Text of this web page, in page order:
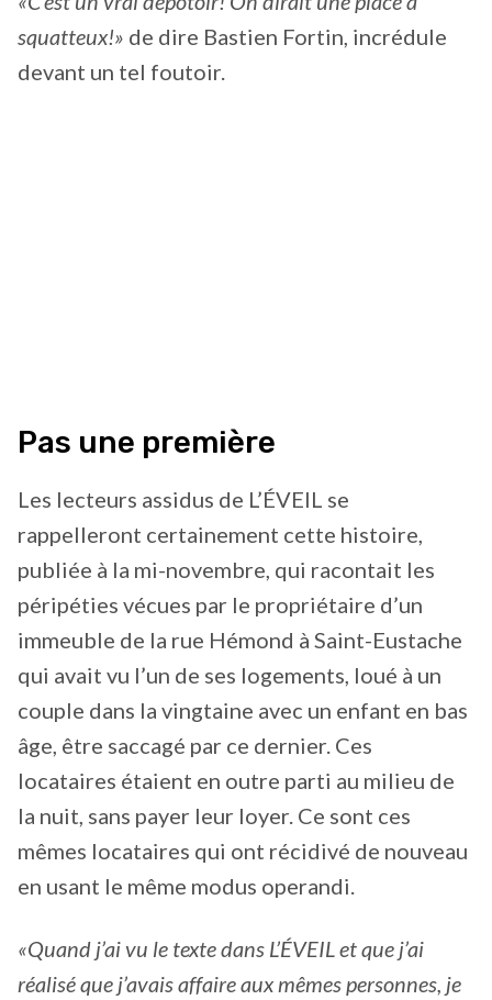
squatteux!» de dire Bastien Fortin, incrédule
devant un tel foutoir.
Pas une première
Les lecteurs assidus de L’ÉVEIL se
rappelleront certainement cette histoire,
publiée à la mi-novembre, qui racontait les
péripéties vécues par le propriétaire d’un
immeuble de la rue Hémond à Saint-Eustache
qui avait vu l’un de ses logements, loué à un
couple dans la vingtaine avec un enfant en bas
âge, être saccagé par ce dernier. Ces
locataires étaient en outre parti au milieu de
la nuit, sans payer leur loyer. Ce sont ces
mêmes locataires qui ont récidivé de nouveau
en usant le même modus operandi.
«Quand j’ai vu le texte dans L’ÉVEIL et que j’ai
réalisé que j’avais affaire aux mêmes personnes, je